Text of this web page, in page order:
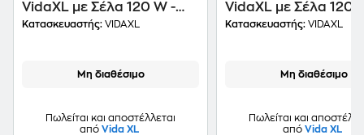
VidaXL με Σέλα 120 W -
Μπλε/ Μαύρο
Κατασκευαστής: VIDAXL
Μη διαθέσιμο
Πωλείται και αποστέλλεται
από Vida XL
VidaXL με Σέλα 120
Κόκκινο/ Μαύρο
Κατασκευαστής: VIDAXL
Μη διαθέσιμο
Πωλείται και
από Vida XL